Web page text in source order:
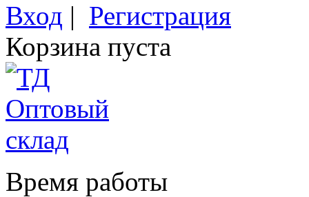
Вход | Регистрация
Корзина пуста
Время работы